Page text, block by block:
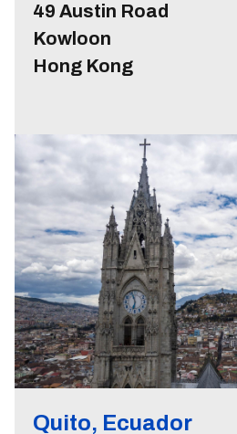
49 Austin Road
Kowloon
Hong Kong
Quito, Ecuador